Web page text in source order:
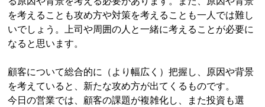
を考えることも攻め方や対策を考えることも一人では難し
いでしょう。上司や周囲の人と一緒に考えることが必要に
なると思います。
顧客について総合的に（より幅広く）把握し、原因や背景
を考えていると、新たな攻め方が出てくるものです。
今日の営業では、顧客の課題が複雑化し、また投資も選